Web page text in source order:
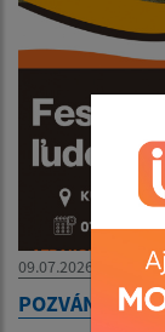
09.07.2026
POZVÁNKA-